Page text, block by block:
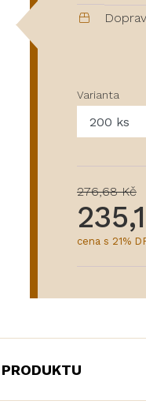
Varianta
276,68 Kč
cena s 21%